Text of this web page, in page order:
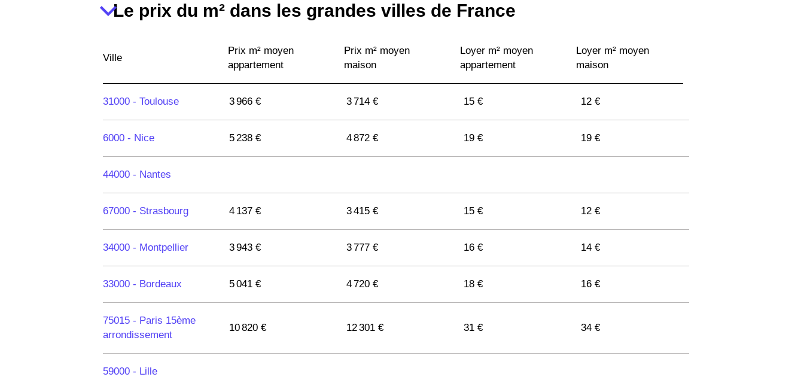
Le prix du m² dans les grandes villes de France
Ville
Prix m² moyen
appartement
Prix m² moyen
maison
Loyer m² moyen
appartement
Loyer m² moyen
maison
31000 - Toulouse 3 966 € 3 714 € 15 € 12 €
6000 - Nice 5 238 € 4 872 € 19 € 19 €
44000 - Nantes
67000 - Strasbourg 4 137 € 3 415 € 15 € 12 €
34000 - Montpellier 3 943 € 3 777 € 16 € 14 €
33000 - Bordeaux 5 041 € 4 720 € 18 € 16 €
75015 - Paris 15ème
arrondissement
10 820 € 12 301 € 31 € 34 €
59000 - Lille